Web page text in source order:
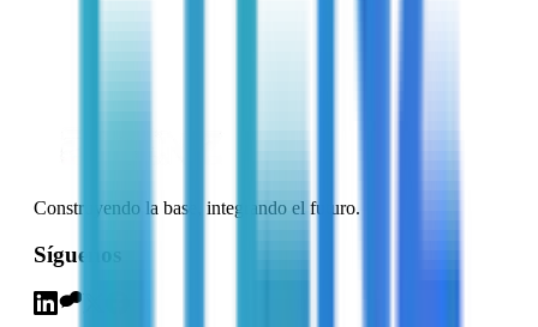
Construyendo la base, integrando el futuro.
Síguenos